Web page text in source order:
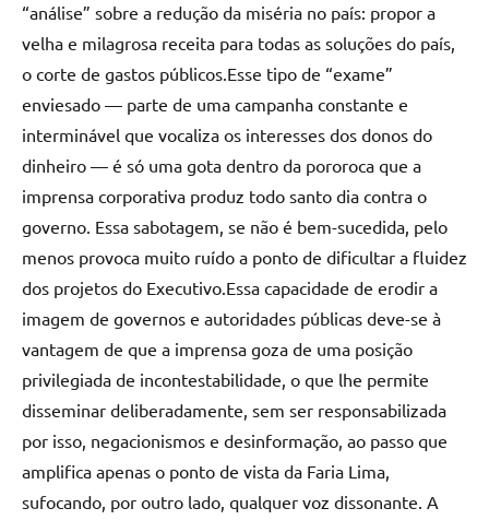
“análise” sobre a redução da miséria no país: propor a
velha e milagrosa receita para todas as soluções do país,
o corte de gastos públicos.Esse tipo de “exame”
enviesado — parte de uma campanha constante e
interminável que vocaliza os interesses dos donos do
dinheiro — é só uma gota dentro da pororoca que a
imprensa corporativa produz todo santo dia contra o
governo. Essa sabotagem, se não é bem-sucedida, pelo
menos provoca muito ruído a ponto de dificultar a fluidez
dos projetos do Executivo.Essa capacidade de erodir a
imagem de governos e autoridades públicas deve-se à
vantagem de que a imprensa goza de uma posição
privilegiada de incontestabilidade, o que lhe permite
disseminar deliberadamente, sem ser responsabilizada
por isso, negacionismos e desinformação, ao passo que
amplifica apenas o ponto de vista da Faria Lima,
sufocando, por outro lado, qualquer voz dissonante. A